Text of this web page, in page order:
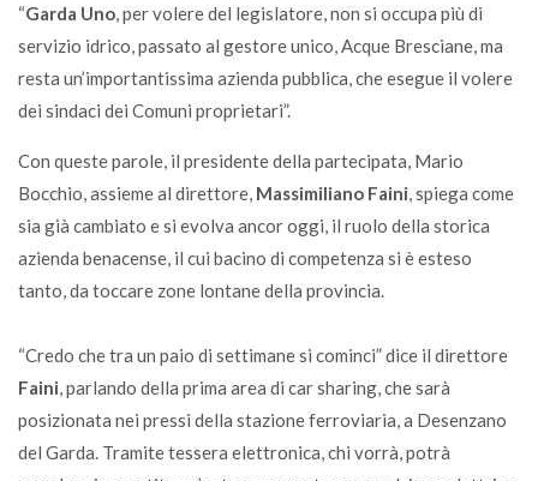
“Garda Uno, per volere del legislatore, non si occupa più di
servizio idrico, passato al gestore unico, Acque Bresciane, ma
resta un’importantissima azienda pubblica, che esegue il volere
dei sindaci dei Comuni proprietari”.
Con queste parole, il presidente della partecipata, Mario
Bocchio, assieme al direttore, Massimiliano Faini, spiega come
sia già cambiato e si evolva ancor oggi, il ruolo della storica
azienda benacense, il cui bacino di competenza si è esteso
tanto, da toccare zone lontane della provincia.
“Credo che tra un paio di settimane si cominci” dice il direttore
Faini, parlando della prima area di car sharing, che sarà
posizionata nei pressi della stazione ferroviaria, a Desenzano
del Garda. Tramite tessera elettronica, chi vorrà, potrà